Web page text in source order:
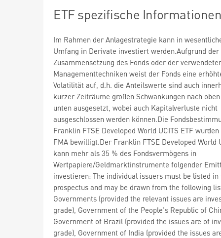
ETF spezifische
Im Rahmen der Anlagestrategie kann in
Umfang in Derivate investiert werden.Aufgrund der
Zusammensetzung des Fonds oder der
Managementtechniken weist der Fonds eine
Volatilität auf, d.h. die Anteilswerte sind auch
kurzer Zeiträume großen Schwankungen nach
unten ausgesetzt, wobei auch Kapitalverluste nicht
ausgeschlossen werden können.Die
Franklin FTSE Developed World UCITS ETF
FMA bewilligt.Der Franklin FTSE Developed World
kann mehr als 35 % des Fondsvermögens in
Wertpapiere/Geldmarktinstrumente folgender
investieren: The individual issuers must be listed in
prospectus and may be drawn from the following
Governments (provided the relevant issues are
grade), Government of the People's Republic of
Government of Brazil (provided the issues are of
grade), Government of India (provided the issues